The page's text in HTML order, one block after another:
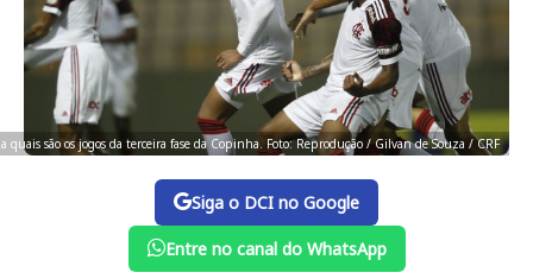
quais são os jogos da terceira fase da Copinha. Foto: Reprodução / Gilvan de Souza / CRF
Siga o DCI no Google
Entre no canal do WhatsApp